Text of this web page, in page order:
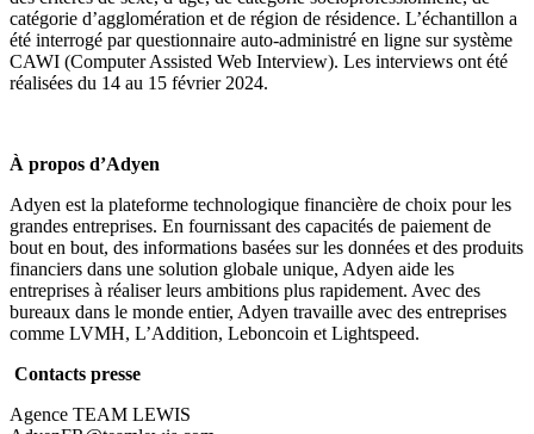
catégorie d’agglomération et de région de résidence. L’échantillon a
été interrogé par questionnaire auto-administré en ligne sur système
CAWI (Computer Assisted Web Interview). Les interviews ont été
réalisées du 14 au 15 février 2024.
À propos d’Adyen
Adyen est la plateforme technologique financière de choix pour les
grandes entreprises. En fournissant des capacités de paiement de
bout en bout, des informations basées sur les données et des produits
financiers dans une solution globale unique, Adyen aide les
entreprises à réaliser leurs ambitions plus rapidement. Avec des
bureaux dans le monde entier, Adyen travaille avec des entreprises
comme LVMH, L’Addition, Leboncoin et Lightspeed.
Contacts presse
Agence TEAM LEWIS